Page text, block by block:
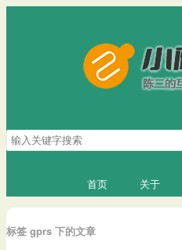
搜
索
字
首页 关于
标签 gprs 下的文章